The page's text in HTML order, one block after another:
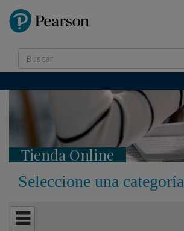
Tienda Online
Seleccione una categoría